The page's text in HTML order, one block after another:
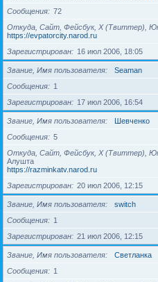
Сообщения
72
Откуда, Сайт, Фейсбук, X (Твиттер),
https://evpatorcity.narod.ru
Зарегистрирован
16 июл 2006, 18:05
Звание, Имя пользователя
Seaman
Сообщения
1
Зарегистрирован
17 июл 2006, 16:54
Звание, Имя пользователя
Шевченко
Сообщения
5
Откуда, Сайт, Фейсбук, X (Твиттер),
Алушта
https://razminkatv.narod.ru
Зарегистрирован
20 июл 2006, 12:15
Звание, Имя пользователя
switch
Сообщения
1
Зарегистрирован
21 июл 2006, 12:15
Звание, Имя пользователя
Светланка
Сообщения
1